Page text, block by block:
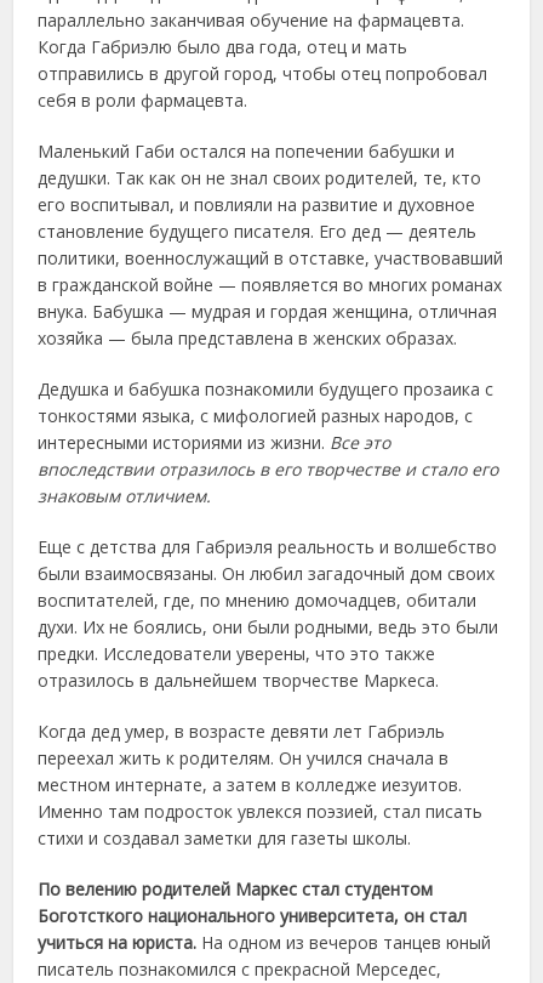
параллельно заканчивая обучение на фармацевта.
Когда Габриэлю было два года, отец и мать
отправились в другой город, чтобы отец попробовал
себя в роли фармацевта.
Маленький Габи остался на попечении бабушки и
дедушки. Так как он не знал своих родителей, те, кто
его воспитывал, и повлияли на развитие и духовное
становление будущего писателя. Его дед — деятель
политики, военнослужащий в отставке, участвовавший
в гражданской войне — появляется во многих романах
внука. Бабушка — мудрая и гордая женщина, отличная
хозяйка — была представлена в женских образах.
Дедушка и бабушка познакомили будущего прозаика с
тонкостями языка, с мифологией разных народов, с
интересными историями из жизни. Все это
впоследствии отразилось в его творчестве и стало его
знаковым отличием.
Еще с детства для Габриэля реальность и волшебство
были взаимосвязаны. Он любил загадочный дом своих
воспитателей, где, по мнению домочадцев, обитали
духи. Их не боялись, они были родными, ведь это были
предки. Исследователи уверены, что это также
отразилось в дальнейшем творчестве Маркеса.
Когда дед умер, в возрасте девяти лет Габриэль
переехал жить к родителям. Он учился сначала в
местном интернате, а затем в колледже иезуитов.
Именно там подросток увлекся поэзией, стал писать
стихи и создавал заметки для газеты школы.
По велению родителей Маркес стал студентом
Боготсткого национального университета, он стал
учиться на юриста. На одном из вечеров танцев юный
писатель познакомился с прекрасной Мерседес,